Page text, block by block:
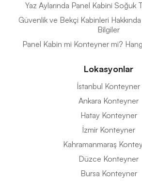
Yaz Aylarında Panel Kabini Soğuk
Güvenlik ve Bekçi Kabinleri
Bilgiler
Panel Kabin mi Konteyner mi?
Lokasyonlar
İstanbul Konteyner
Ankara Konteyner
Hatay Konteyner
İzmir Konteyner
Kahramanmaraş
Düzce Konteyner
Bursa Konteyner